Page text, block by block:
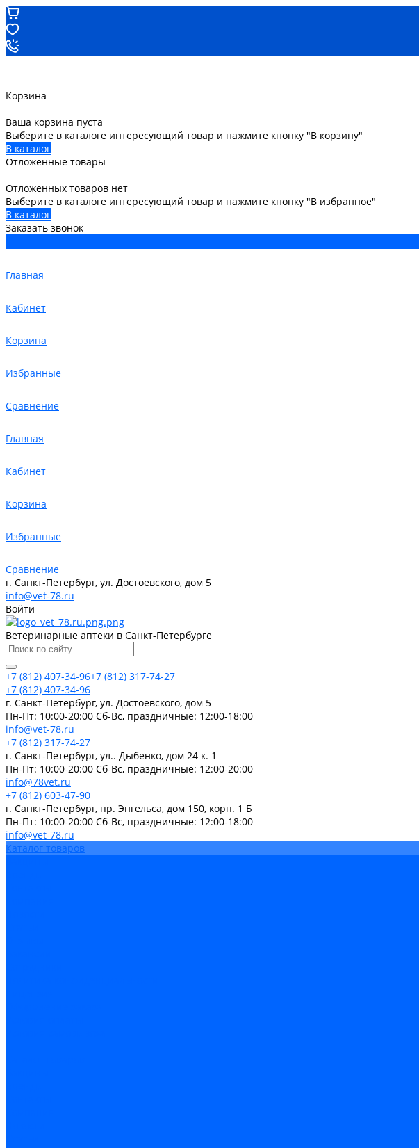
Корзина
Ваша корзина пуста
Выберите в каталоге интересующий товар и нажмите кнопку "В корзину"
В каталог
Отложенные товары
Отложенных товаров нет
Выберите в каталоге интересующий товар и нажмите кнопку "В избранное"
В каталог
Заказать звонок
Главная
Кабинет
Корзина
Избранные
Сравнение
Главная
Кабинет
Корзина
Избранные
Сравнение
г. Санкт-Петербург, ул. Достоевского, дом 5
info@vet-78.ru
Войти
Ветеринарные аптеки в Санкт-Петербурге
+7 (812) 407-34-96+7 (812) 317-74-27
+7 (812) 407-34-96
г. Санкт-Петербург, ул. Достоевского, дом 5
Пн-Пт: 10:00-20:00 Cб-Вс, праздничные: 12:00-18:00
info@vet-78.ru
+7 (812) 317-74-27
г. Санкт-Петербург, ул.. Дыбенко, дом 24 к. 1
Пн-Пт: 10:00-20:00 Cб-Вс, праздничные: 12:00-20:00
info@78vet.ru
+7 (812) 603-47-90
г. Санкт-Петербург, пр. Энгельса, дом 150, корп. 1 Б
Пн-Пт: 10:00-20:00 Cб-Вс, праздничные: 12:00-18:00
info@vet-78.ru
Каталог товаров